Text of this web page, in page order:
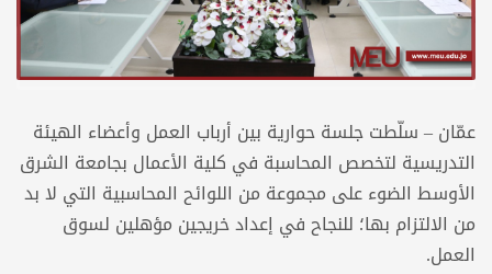
عمّان – سلّطت جلسة حوارية بين أرباب العمل وأعضاء الهيئة
التدريسية لتخصص المحاسبة في كلية الأعمال بجامعة الشرق
الأوسط الضوء على مجموعة من اللوائح المحاسبية التي لا بد
من الالتزام بها؛ للنجاح في إعداد خريجين مؤهلين لسوق
العمل.